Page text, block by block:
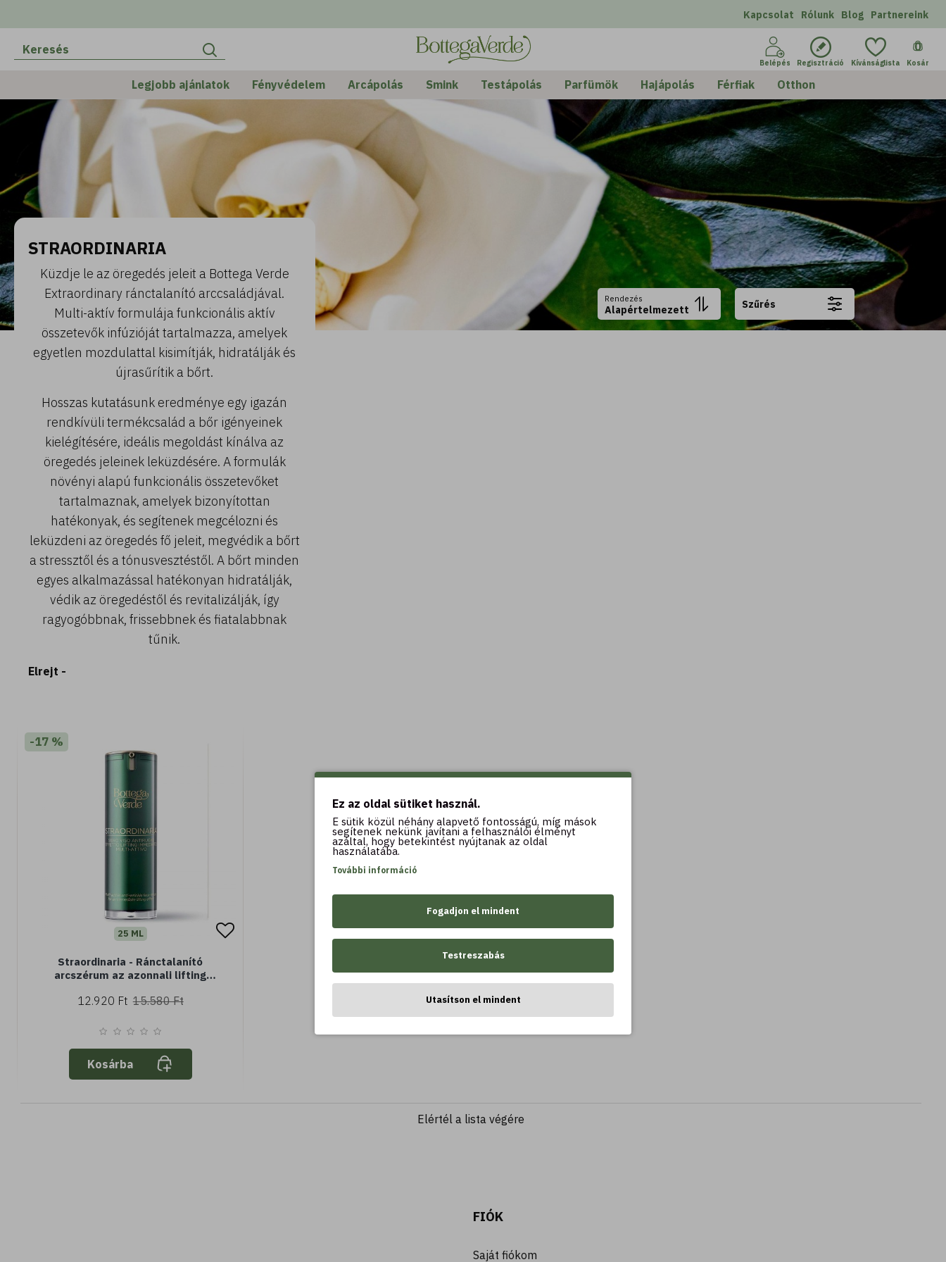
Kapcsolat Rólunk Blog Partnereink
Belépés Regisztráció Kívánságlista
0
Kosár
Legjobb ajánlatok Fényvédelem Arcápolás Smink Testápolás Parfümök Hajápolás Férfiak Otthon
STRAORDINARIA
Küzdje le az öregedés jeleit a Bottega Verde
Extraordinary ránctalanító arccsaládjával.
Multi-aktív formulája funkcionális aktív
összetevők infúzióját tartalmazza, amelyek
egyetlen mozdulattal kisimítják, hidratálják és
újrasűrítik a bőrt.
Hosszas kutatásunk eredménye egy igazán
rendkívüli termékcsalád a bőr igényeinek
kielégítésére, ideális megoldást kínálva az
öregedés jeleinek leküzdésére. A formulák
növényi alapú funkcionális összetevőket
tartalmaznak, amelyek bizonyítottan
hatékonyak, és segítenek megcélozni és
leküzdeni az öregedés fő jeleit, megvédik a bőrt
a stressztől és a tónusvesztéstől. A bőrt minden
egyes alkalmazással hatékonyan hidratálják,
védik az öregedéstől és revitalizálják, így
ragyogóbbnak, frissebbnek és fiatalabbnak
tűnik.
Elrejt -
Rendezés
Alapértelmezett Szűrés
-17 %
25 ML
Straordinaria - Ránctalanító
arcszérum az azonnali lifting
SESAFLASH (25 ml) multiaktív,
biztosító
12.920 Ft 15.580 Ft
Kosárba
Elértél a lista végére
FIÓK
Saját fiókom
Ez az oldal sütiket használ.
E sütik közül néhány alapvető fontosságú, míg mások
segítenek nekünk javítani a felhasználói élményt
azáltal, hogy betekintést nyújtanak az oldal
használatába.
További információ
Fogadjon el mindent
Testreszabás
Utasítson el mindent